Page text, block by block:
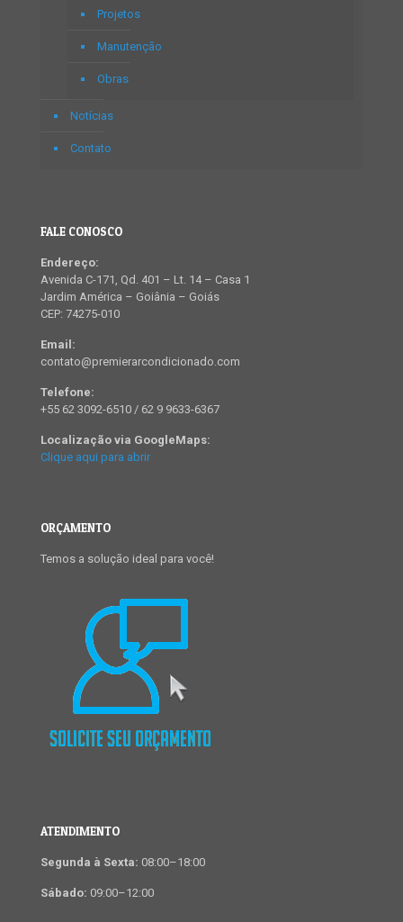
Projetos
Manutenção
Obras
Notícias
Contato
FALE CONOSCO
Endereço:
Avenida C-171, Qd. 401 – Lt. 14 – Casa 1
Jardim América – Goiânia – Goiás
CEP: 74275-010
Email:
contato@premierarcondicionado.com
Telefone:
+55 62 3092-6510 / 62 9 9633-6367
Localização via GoogleMaps:
Clique aqui para abrir
ORÇAMENTO
Temos a solução ideal para você!
ATENDIMENTO
Segunda à Sexta: 08:00–18:00
Sábado: 09:00–12:00